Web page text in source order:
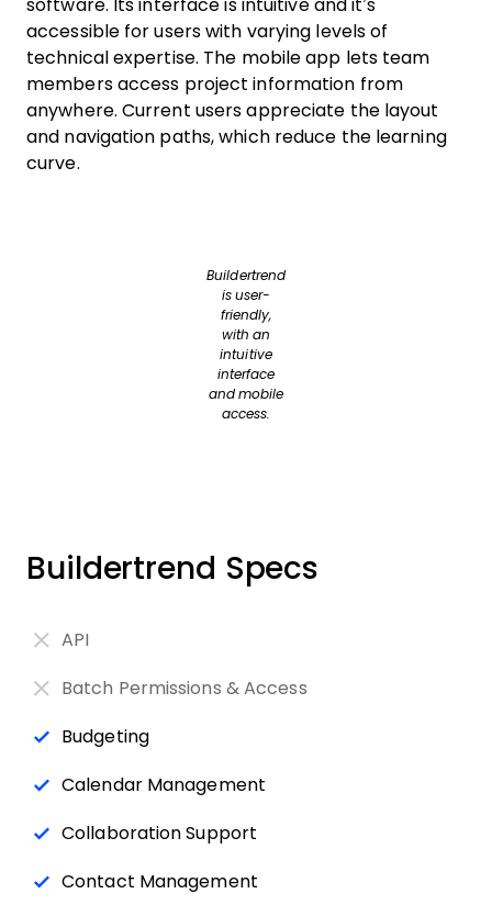
software. Its interface is intuitive and it’s
accessible for users with varying levels of
technical expertise. The mobile app lets team
members access project information from
anywhere. Current users appreciate the layout
and navigation paths, which reduce the learning
curve.
Buildertrend
is user-
friendly,
with an
intuitive
interface
and mobile
access.
Buildertrend Specs
API
Batch Permissions & Access
Budgeting
Calendar Management
Collaboration Support
Contact Management